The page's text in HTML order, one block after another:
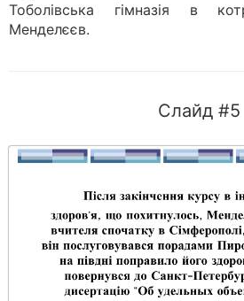
Тоболівська гімназія в
Менделєєв.
Слайд #5